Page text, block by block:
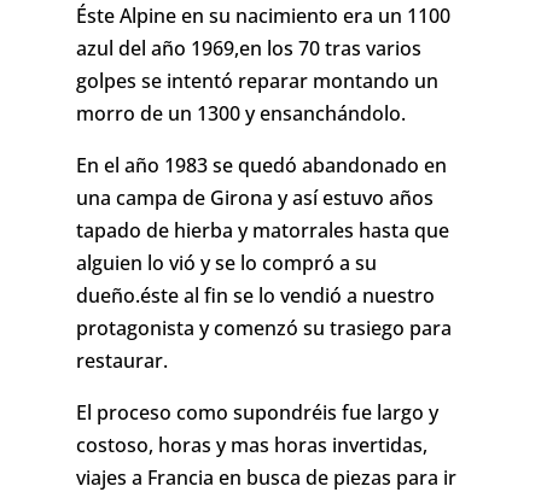
Éste Alpine en su nacimiento era un 1100
azul del año 1969,en los 70 tras varios
golpes se intentó reparar montando un
morro de un 1300 y ensanchándolo.
En el año 1983 se quedó abandonado en
una campa de Girona y así estuvo años
tapado de hierba y matorrales hasta que
alguien lo vió y se lo compró a su
dueño.éste al fin se lo vendió a nuestro
protagonista y comenzó su trasiego para
restaurar.
El proceso como supondréis fue largo y
costoso, horas y mas horas invertidas,
viajes a Francia en busca de piezas para ir